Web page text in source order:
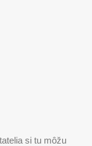
si tu môžu